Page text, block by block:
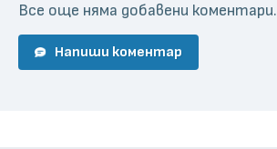
Все още няма добавени коментари.
Напиши коментар